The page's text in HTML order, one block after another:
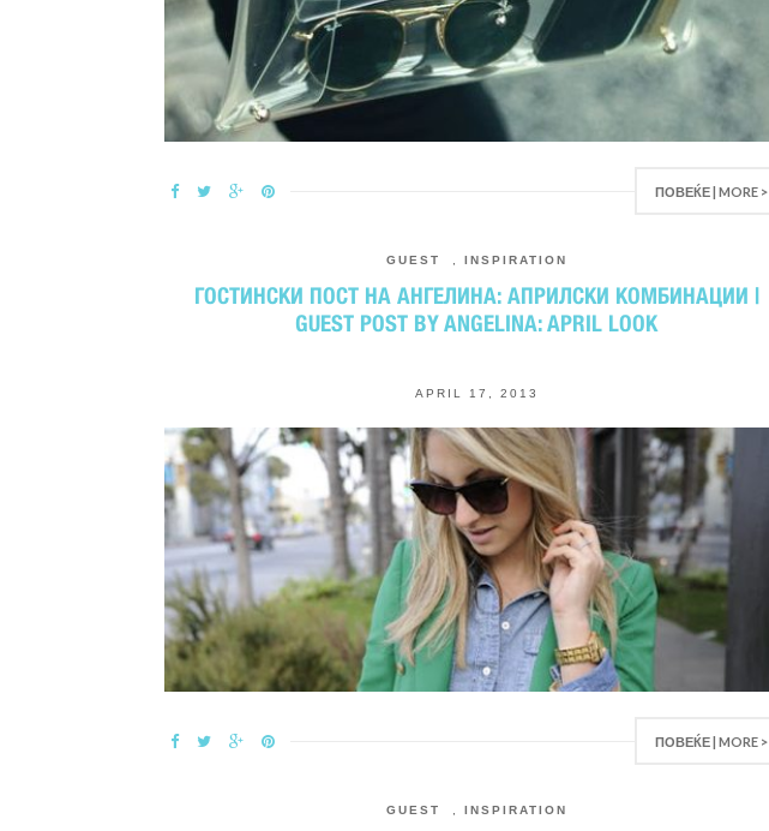
ПОВЕЌЕ | MORE >
GUEST INSPIRATION
ГОСТИНСКИ ПОСТ НА АНГЕЛИНА: АПРИЛСКИ КОМБИНАЦИИ |
GUEST POST BY ANGELINA: APRIL LOOK
APRIL 17, 2013
ПОВЕЌЕ | MORE >
GUEST INSPIRATION